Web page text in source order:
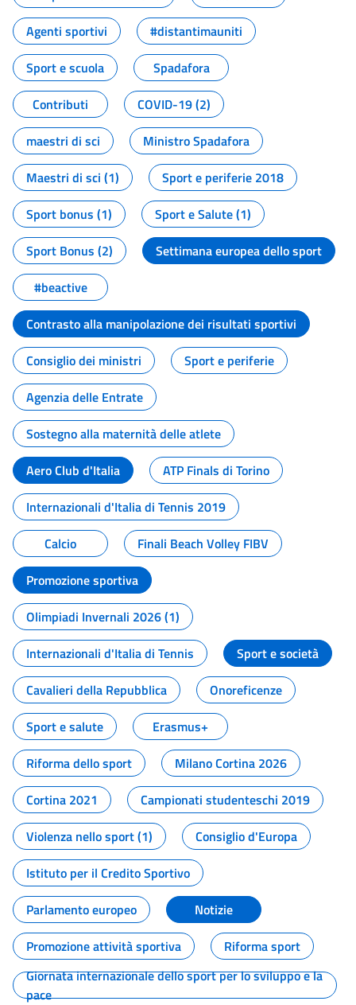
Agenti sportivi
#distantimauniti
Sport e scuola
Spadafora
Contributi
COVID-19 (2)
maestri di sci
Ministro Spadafora
Maestri di sci (1)
Sport e periferie 2018
Sport bonus (1)
Sport e Salute (1)
Sport Bonus (2)
Settimana europea dello sport
#beactive
Contrasto alla manipolazione dei risultati sportivi
Consiglio dei ministri
Sport e periferie
Agenzia delle Entrate
Sostegno alla maternità delle atlete
Aero Club d'Italia
ATP Finals di Torino
Internazionali d'Italia di Tennis 2019
Calcio
Finali Beach Volley FIBV
Promozione sportiva
Olimpiadi Invernali 2026 (1)
Internazionali d'Italia di Tennis
Sport e società
Cavalieri della Repubblica
Onoreficenze
Sport e salute
Erasmus+
Riforma dello sport
Milano Cortina 2026
Cortina 2021
Campionati studenteschi 2019
Violenza nello sport (1)
Consiglio d'Europa
Istituto per il Credito Sportivo
Parlamento europeo
Notizie
Promozione attività sportiva
Riforma sport
Giornata internazionale dello sport per lo sviluppo e la
pace